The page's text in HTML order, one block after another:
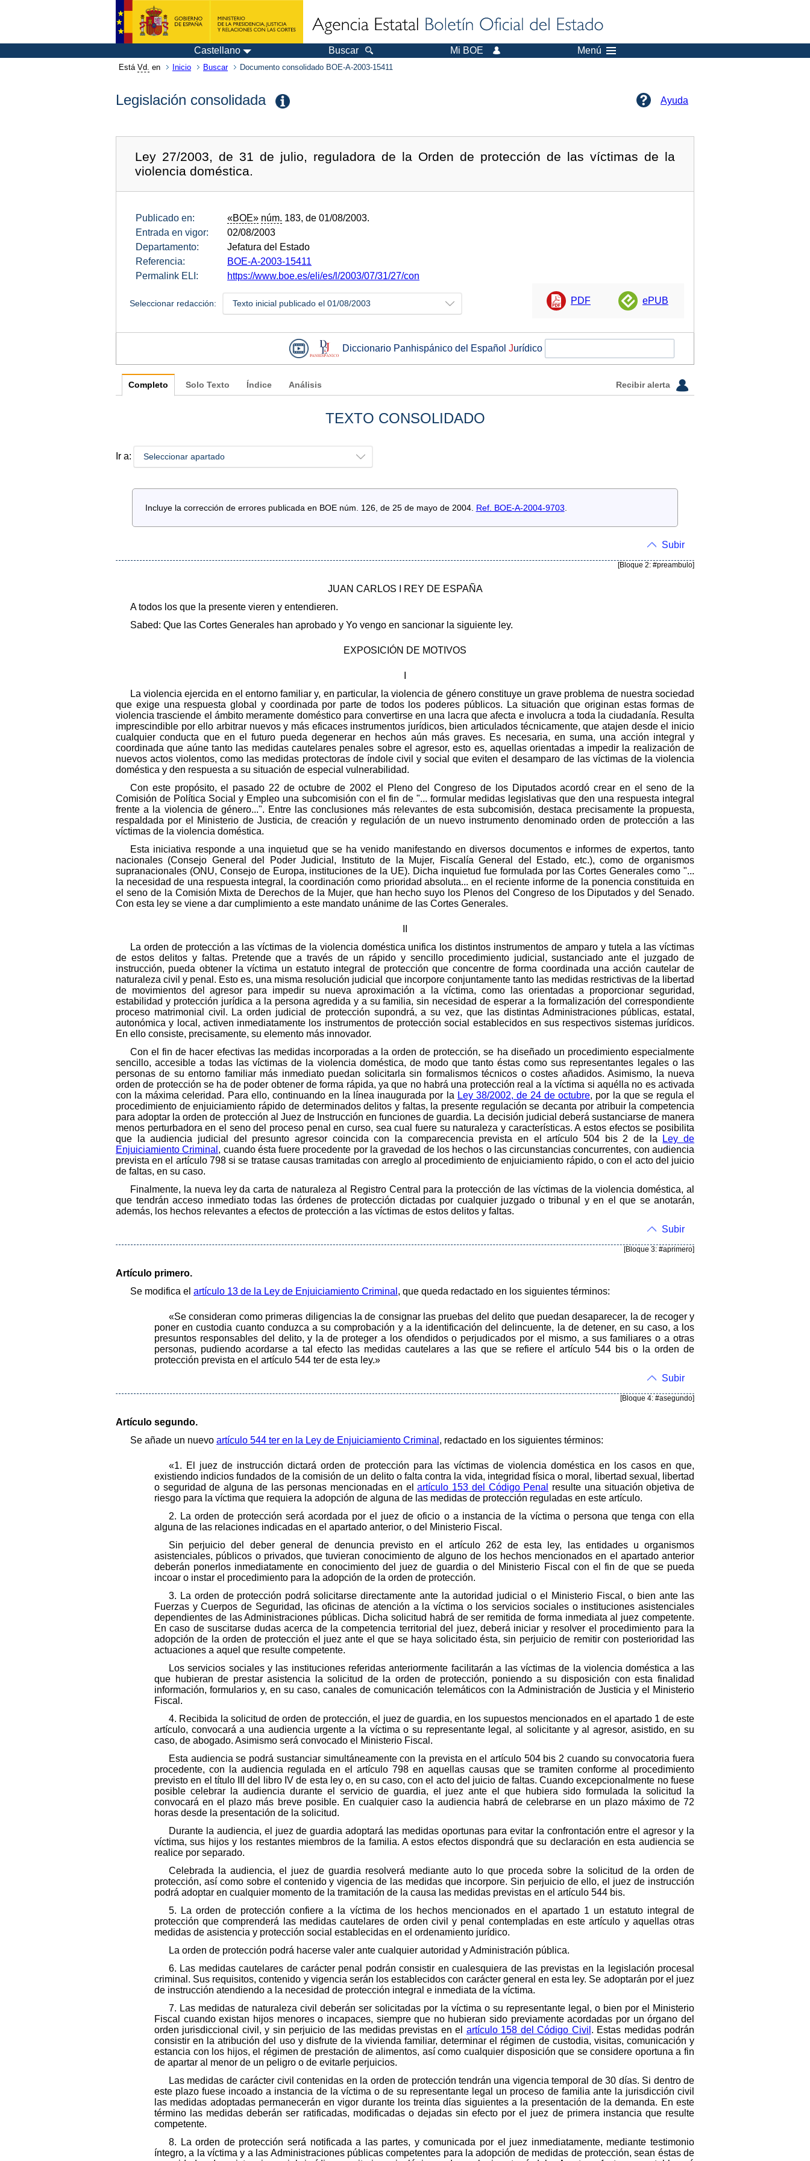
Castellano Buscar Mi BOE Menú
Está Vd. en Inicio Buscar Documento consolidado BOE-A-2003-15411
Legislación consolidada Ayuda
Ley 27/2003, de 31 de julio, reguladora de la Orden de protección de las víctimas de la
violencia doméstica.
Publicado en: «BOE» núm. 183, de 01/08/2003.
Entrada en vigor:
02/08/2003
Departamento:
Jefatura del Estado
Referencia:
BOE-A-2003-15411
Permalink ELI:
https://www.boe.es/eli/es/l/2003/07/31/27/con
Seleccionar redacción: Texto inicial publicado el 01/08/2003 PDF ePUB
Diccionario Panhispánico del Español Jurídico
Completo Solo Texto Índice Análisis Recibir alerta
TEXTO CONSOLIDADO
Ir a: Seleccionar apartado
Incluye la corrección de errores publicada en BOE núm. 126, de 25 de mayo de 2004. Ref. BOE-A-2004-9703
Subir
[Bloque 2: #preambulo]
JUAN CARLOS I REY DE ESPAÑA
A todos los que la presente vieren y entendieren.
Sabed: Que las Cortes Generales han aprobado y Yo vengo en sancionar la siguiente ley.
EXPOSICIÓN DE MOTIVOS
La violencia ejercida en el entorno familiar y, en particular, la violencia de género constituye un grave problema de nuestra sociedad
que exige una respuesta global y coordinada por parte de todos los poderes públicos. La situación que originan estas formas de
violencia trasciende el ámbito meramente doméstico para convertirse en una lacra que afecta e involucra a toda la ciudadanía. Resulta
imprescindible por ello arbitrar nuevos y más eficaces instrumentos jurídicos, bien articulados técnicamente, que atajen desde el inicio
cualquier conducta que en el futuro pueda degenerar en hechos aún más graves. Es necesaria, en suma, una acción integral y
coordinada que aúne tanto las medidas cautelares penales sobre el agresor, esto es, aquellas orientadas a impedir la realización de
nuevos actos violentos, como las medidas protectoras de índole civil y social que eviten el desamparo de las víctimas de la violencia
doméstica y den respuesta a su situación de especial vulnerabilidad.
Con este propósito, el pasado 22 de octubre de 2002 el Pleno del Congreso de los Diputados acordó crear en el seno de la
Comisión de Política Social y Empleo una subcomisión con el fin de "... formular medidas legislativas que den una respuesta integral
frente a la violencia de género...". Entre las conclusiones más relevantes de esta subcomisión, destaca precisamente la propuesta,
respaldada por el Ministerio de Justicia, de creación y regulación de un nuevo instrumento denominado orden de protección a las
víctimas de la violencia doméstica.
Esta iniciativa responde a una inquietud que se ha venido manifestando en diversos documentos e informes de expertos, tanto
nacionales (Consejo General del Poder Judicial, Instituto de la Mujer, Fiscalía General del Estado, etc.), como de organismos
supranacionales (ONU, Consejo de Europa, instituciones de la UE). Dicha inquietud fue formulada por las Cortes Generales como "...
la necesidad de una respuesta integral, la coordinación como prioridad absoluta... en el reciente informe de la ponencia constituida en
el seno de la Comisión Mixta de Derechos de la Mujer, que han hecho suyo los Plenos del Congreso de los Diputados y del Senado.
Con esta ley se viene a dar cumplimiento a este mandato unánime de las Cortes Generales.
La orden de protección a las víctimas de la violencia doméstica unifica los distintos instrumentos de amparo y tutela a las víctimas
de estos delitos y faltas. Pretende que a través de un rápido y sencillo procedimiento judicial, sustanciado ante el juzgado de
instrucción, pueda obtener la víctima un estatuto integral de protección que concentre de forma coordinada una acción cautelar de
naturaleza civil y penal. Esto es, una misma resolución judicial que incorpore conjuntamente tanto las medidas restrictivas de la libertad
de movimientos del agresor para impedir su nueva aproximación a la víctima, como las orientadas a proporcionar seguridad,
estabilidad y protección jurídica a la persona agredida y a su familia, sin necesidad de esperar a la formalización del correspondiente
proceso matrimonial civil. La orden judicial de protección supondrá, a su vez, que las distintas Administraciones públicas, estatal,
autonómica y local, activen inmediatamente los instrumentos de protección social establecidos en sus respectivos sistemas jurídicos.
En ello consiste, precisamente, su elemento más innovador.
Con el fin de hacer efectivas las medidas incorporadas a la orden de protección, se ha diseñado un procedimiento especialmente
sencillo, accesible a todas las víctimas de la violencia doméstica, de modo que tanto éstas como sus representantes legales o las
personas de su entorno familiar más inmediato puedan solicitarla sin formalismos técnicos o costes añadidos. Asimismo, la nueva
orden de protección se ha de poder obtener de forma rápida, ya que no habrá una protección real a la víctima si aquélla no es activada
con la máxima celeridad. Para ello, continuando en la línea inaugurada por la Ley 38/2002, de 24 de octubre, por la que se regula el
procedimiento de enjuiciamiento rápido de determinados delitos y faltas, la presente regulación se decanta por atribuir la competencia
para adoptar la orden de protección al Juez de Instrucción en funciones de guardia. La decisión judicial deberá sustanciarse de manera
menos perturbadora en el seno del proceso penal en curso, sea cual fuere su naturaleza y características. A estos efectos se posibilita
que la audiencia judicial del presunto agresor coincida con la comparecencia prevista en el artículo 504 bis 2 de la
Ley de
Enjuiciamiento Criminal , cuando ésta fuere procedente por la gravedad de los hechos o las circunstancias concurrentes, con audiencia
prevista en el artículo 798 si se tratase causas tramitadas con arreglo al procedimiento de enjuiciamiento rápido, o con el acto del juicio
de faltas, en su caso.
Finalmente, la nueva ley da carta de naturaleza al Registro Central para la protección de las víctimas de la violencia doméstica, al
que tendrán acceso inmediato todas las órdenes de protección dictadas por cualquier juzgado o tribunal y en el que se anotarán,
además, los hechos relevantes a efectos de protección a las víctimas de estos delitos y faltas.
Subir
[Bloque 3: #aprimero]
Artículo primero.
Se modifica el artículo 13 de la Ley de Enjuiciamiento Criminal , que queda redactado en los siguientes términos:
«Se consideran como primeras diligencias la de consignar las pruebas del delito que puedan desaparecer, la de recoger y
poner en custodia cuanto conduzca a su comprobación y a la identificación del delincuente, la de detener, en su caso, a los
presuntos responsables del delito, y la de proteger a los ofendidos o perjudicados por el mismo, a sus familiares o a otras
personas, pudiendo acordarse a tal efecto las medidas cautelares a las que se refiere el artículo 544 bis o la orden de
protección prevista en el artículo 544 ter de esta ley.»
Subir
[Bloque 4: #asegundo]
Artículo segundo.
Se añade un nuevo artículo 544 ter en la Ley de Enjuiciamiento Criminal , redactado en los siguientes términos:
«1. El juez de instrucción dictará orden de protección para las víctimas de violencia doméstica en los casos en que,
existiendo indicios fundados de la comisión de un delito o falta contra la vida, integridad física o moral, libertad sexual, libertad
o seguridad de alguna de las personas mencionadas en elartículo 153 del Código Penal
resulte una situación objetiva de
riesgo para la víctima que requiera la adopción de alguna de las medidas de protección reguladas en este artículo.
2. La orden de protección será acordada por el juez de oficio o a instancia de la víctima o persona que tenga con ella
alguna de las relaciones indicadas en el apartado anterior, o del Ministerio Fiscal.
Sin perjuicio del deber general de denuncia previsto en el artículo 262 de esta ley, las entidades u organismos
asistenciales, públicos o privados, que tuvieran conocimiento de alguno de los hechos mencionados en el apartado anterior
deberán ponerlos inmediatamente en conocimiento del juez de guardia o del Ministerio Fiscal con el fin de que se pueda
incoar o instar el procedimiento para la adopción de la orden de protección.
3. La orden de protección podrá solicitarse directamente ante la autoridad judicial o el Ministerio Fiscal, o bien ante las
Fuerzas y Cuerpos de Seguridad, las oficinas de atención a la víctima o los servicios sociales o instituciones asistenciales
dependientes de las Administraciones públicas. Dicha solicitud habrá de ser remitida de forma inmediata al juez competente.
En caso de suscitarse dudas acerca de la competencia territorial del juez, deberá iniciar y resolver el procedimiento para la
adopción de la orden de protección el juez ante el que se haya solicitado ésta, sin perjuicio de remitir con posterioridad las
actuaciones a aquel que resulte competente.
Los servicios sociales y las instituciones referidas anteriormente facilitarán a las víctimas de la violencia doméstica a las
que hubieran de prestar asistencia la solicitud de la orden de protección, poniendo a su disposición con esta finalidad
información, formularios y, en su caso, canales de comunicación telemáticos con la Administración de Justicia y el Ministerio
Fiscal.
4. Recibida la solicitud de orden de protección, el juez de guardia, en los supuestos mencionados en el apartado 1 de este
artículo, convocará a una audiencia urgente a la víctima o su representante legal, al solicitante y al agresor, asistido, en su
caso, de abogado. Asimismo será convocado el Ministerio Fiscal.
Esta audiencia se podrá sustanciar simultáneamente con la prevista en el artículo 504 bis 2 cuando su convocatoria fuera
procedente, con la audiencia regulada en el artículo 798 en aquellas causas que se tramiten conforme al procedimiento
previsto en el título III del libro IV de esta ley o, en su caso, con el acto del juicio de faltas. Cuando excepcionalmente no fuese
posible celebrar la audiencia durante el servicio de guardia, el juez ante el que hubiera sido formulada la solicitud la
convocará en el plazo más breve posible. En cualquier caso la audiencia habrá de celebrarse en un plazo máximo de 72
horas desde la presentación de la solicitud.
Durante la audiencia, el juez de guardia adoptará las medidas oportunas para evitar la confrontación entre el agresor y la
víctima, sus hijos y los restantes miembros de la familia. A estos efectos dispondrá que su declaración en esta audiencia se
realice por separado.
Celebrada la audiencia, el juez de guardia resolverá mediante auto lo que proceda sobre la solicitud de la orden de
protección, así como sobre el contenido y vigencia de las medidas que incorpore. Sin perjuicio de ello, el juez de instrucción
podrá adoptar en cualquier momento de la tramitación de la causa las medidas previstas en el artículo 544 bis.
5. La orden de protección confiere a la víctima de los hechos mencionados en el apartado 1 un estatuto integral de
protección que comprenderá las medidas cautelares de orden civil y penal contempladas en este artículo y aquellas otras
medidas de asistencia y protección social establecidas en el ordenamiento jurídico.
La orden de protección podrá hacerse valer ante cualquier autoridad y Administración pública.
6. Las medidas cautelares de carácter penal podrán consistir en cualesquiera de las previstas en la legislación procesal
criminal. Sus requisitos, contenido y vigencia serán los establecidos con carácter general en esta ley. Se adoptarán por el juez
de instrucción atendiendo a la necesidad de protección integral e inmediata de la víctima.
7. Las medidas de naturaleza civil deberán ser solicitadas por la víctima o su representante legal, o bien por el Ministerio
Fiscal cuando existan hijos menores o incapaces, siempre que no hubieran sido previamente acordadas por un órgano del
orden jurisdiccional civil, y sin perjuicio de las medidas previstas en el artículo 158 del Código Civil . Estas medidas podrán
consistir en la atribución del uso y disfrute de la vivienda familiar, determinar el régimen de custodia, visitas, comunicación y
estancia con los hijos, el régimen de prestación de alimentos, así como cualquier disposición que se considere oportuna a fin
de apartar al menor de un peligro o de evitarle perjuicios.
Las medidas de carácter civil contenidas en la orden de protección tendrán una vigencia temporal de 30 días. Si dentro de
este plazo fuese incoado a instancia de la víctima o de su representante legal un proceso de familia ante la jurisdicción civil
las medidas adoptadas permanecerán en vigor durante los treinta días siguientes a la presentación de la demanda. En este
término las medidas deberán ser ratificadas, modificadas o dejadas sin efecto por el juez de primera instancia que resulte
competente.
8. La orden de protección será notificada a las partes, y comunicada por el juez inmediatamente, mediante testimonio
íntegro, a la víctima y a las Administraciones públicas competentes para la adopción de medidas de protección, sean éstas de